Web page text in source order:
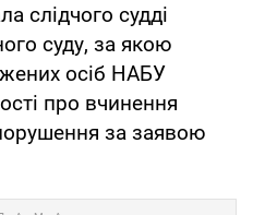
слідчого судді
суду, за якою
осіб НАБУ
про вчинення
за заявою